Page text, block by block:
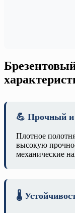
💪 Прочный
Плотное
высокую
механические
🌡️